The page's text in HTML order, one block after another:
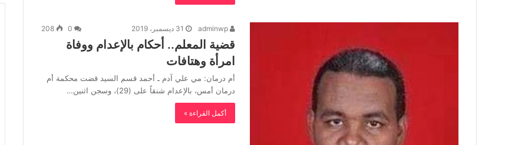
31 ديسمبر، 2019 208
قضية المعلم.. أحكام بالإعدام ووفاة
امرأة وهتافات
أم درمان: مي علي آدم ـ أحمد قسم السيد قضت محكمة أم
درمان أمس، بالإعدام شنقاً على (29)، وسجن اثنين…
أكمل القراءة »